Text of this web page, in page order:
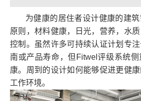
为健康的居住者设计健康的建筑
原则，材料健康，日光，营养，水
控制。虽然许多可持续认证计划专
南或产品寿命，但Fitwel评级系统
康。周到的设计如何能够促进更健
工作环境。